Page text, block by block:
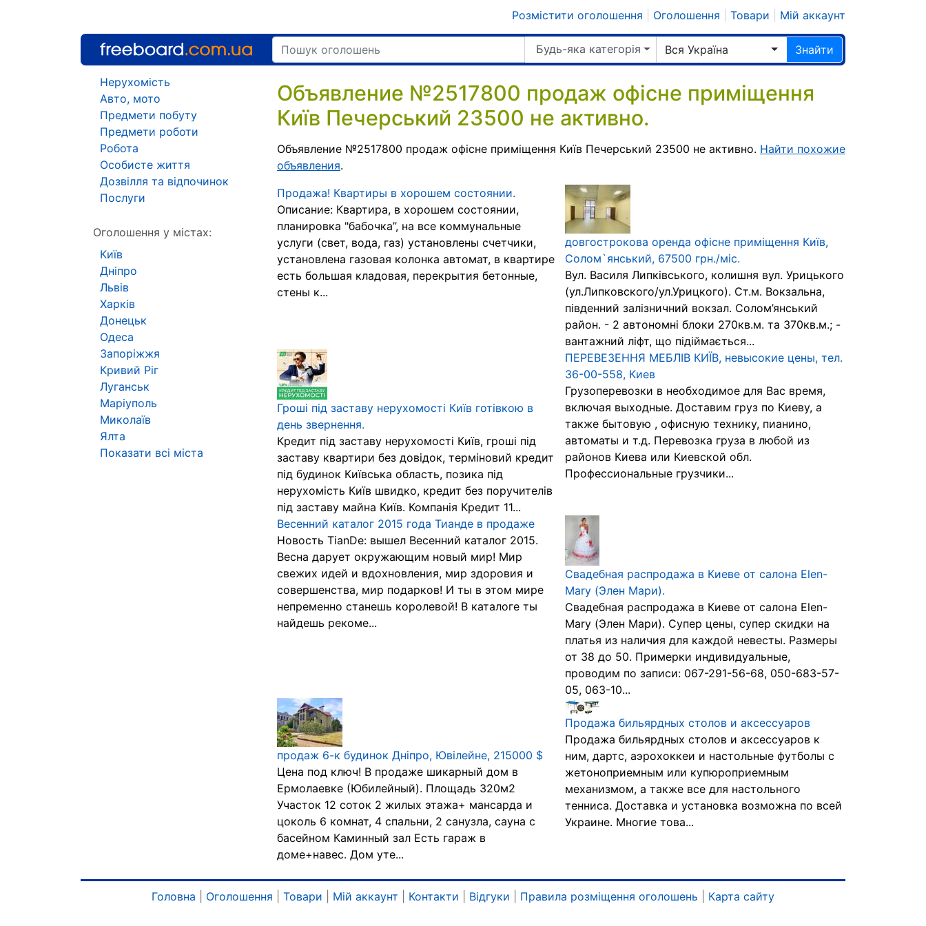
Розмістити оголошення Оголошення Товари Мій аккаунт
Будь-яка категорія Вся Україна Знайти
Объявление №2517800 продаж офісне приміщення
Київ Печерський 23500 не активно.
Объявление №2517800 продаж офісне приміщення Київ Печерський 23500 не активно. Найти похожие
объявления.
Продажа! Квартиры в хорошем состоянии.
Описание: Квартира, в хорошем состоянии,
планировка "бабочка’’, на все коммунальные
услуги (свет, вода, газ) установлены счетчики,
установлена газовая колонка автомат, в квартире
есть большая кладовая, перекрытия бетонные,
стены к...
довгострокова оренда офісне приміщення Київ,
Солом`янський, 67500 грн./міс.
Вул. Василя Липківського, колишня вул. Урицького
(ул.Липковского/ул.Урицкого). Ст.м. Вокзальна,
південний залізничний вокзал. Солом’янський
район. - 2 автономні блоки 270кв.м. та 370кв.м.; -
вантажний ліфт, що підіймається...
Гроші під заставу нерухомості Київ готівкою в
день звернення.
Кредит під заставу нерухомості Київ, гроші під
заставу квартири без довідок, терміновий кредит
під будинок Київська область, позика під
нерухомість Київ швидко, кредит без поручителів
під заставу майна Київ. Компанія Кредит 11...
ПЕРЕВЕЗЕННЯ МЕБЛІВ КИЇВ, невысокие цены, тел.
36-00-558, Киев
Грузоперевозки в необходимое для Вас время,
включая выходные. Доставим груз по Киеву, а
также бытовую , офисную технику, пианино,
автоматы и т.д. Перевозка груза в любой из
районов Киева или Киевской обл.
Профессиональные грузчики...
Весенний каталог 2015 года Тианде в продаже
Новость TianDe: вышел Весенний каталог 2015.
Весна дарует окружающим новый мир! Мир
свежих идей и вдохновления, мир здоровия и
совершенства, мир подарков! И ты в этом мире
непременно станешь королевой! В каталоге ты
найдешь рекоме...
Свадебная распродажа в Киеве от салона Elen-
Mary (Элен Мари).
Свадебная распродажа в Киеве от салона Elen-
Mary (Элен Мари). Супер цены, супер скидки на
платья из наличия для каждой невесты. Размеры
от 38 до 50. Примерки индивидуальные,
проводим по записи: 067-291-56-68, 050-683-57-
05, 063-10...
продаж 6-к будинок Дніпро, Ювілейне, 215000 $
Цена под ключ! В продаже шикарный дом в
Ермолаевке (Юбилейный). Площадь 320м2
Участок 12 соток 2 жилых этажа+ мансарда и
цоколь 6 комнат, 4 спальни, 2 санузла, сауна с
басейном Каминный зал Есть гараж в
доме+навес. Дом уте...
Продажа бильярдных столов и аксессуаров
Продажа бильярдных столов и аксессуаров к
ним, дартс, аэрохоккеи и настольные футболы с
жетоноприемным или купюроприемным
механизмом, а также все для настольного
тенниса. Доставка и установка возможна по всей
Украине. Многие това...
Нерухомість
Авто, мото
Предмети побуту
Предмети роботи
Робота
Особисте життя
Дозвілля та відпочинок
Послуги
Оголошення у містах:
Київ
Дніпро
Львів
Харків
Донецьк
Одеса
Запоріжжя
Кривий Ріг
Луганськ
Маріуполь
Миколаїв
Ялта
Показати всі міста
Головна Оголошення Товари Мій аккаунт Контакти Відгуки Правила розміщення оголошень Карта сайту